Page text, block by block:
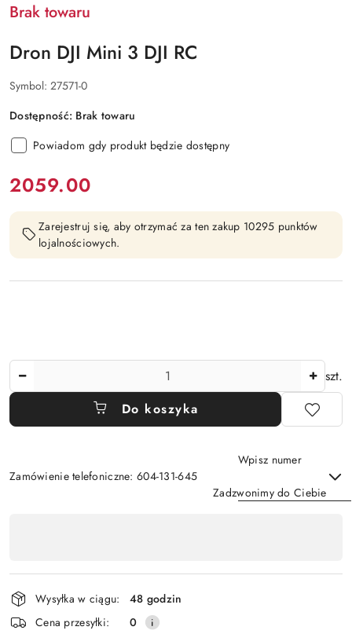
Brak towaru
Dron DJI Mini 3 DJI RC
Symbol: 27571-0
Dostępność: Brak towaru
Powiadom gdy produkt będzie dostępny
cena:
2059.00
Zarejestruj się, aby otrzymać za ten zakup 10295 punktów
lojalnościowych.
szt.
Do koszyka
Zamówienie telefoniczne: 604-131-645
Wpisz numer
Zadzwonimy do Ciebie
płatność
i
dostawa
Wysyłka w ciągu:
48 godzin
Cena przesyłki:
0